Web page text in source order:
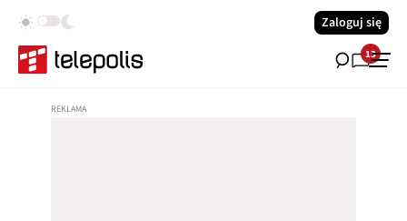
Zaloguj się
13